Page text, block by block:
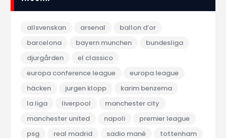
allsvenskan arsenal
ballon d‘or
barcelona
bayern munchen
bundesliga
djurgården
el classico
europa conference league
europa league
häcken
jurgen klopp
karim benzema
la liga
liverpool
manchester city
manchester united
napoli
premier league
psg
real madrid sadio mané tottenham